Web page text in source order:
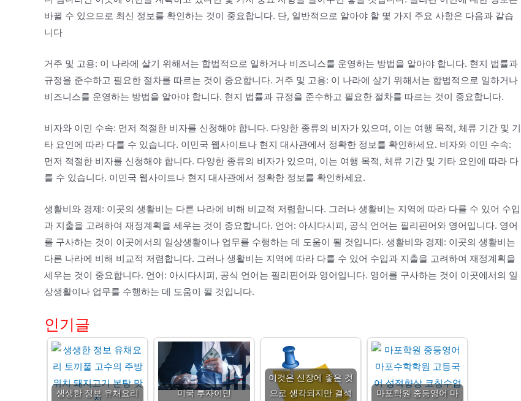
바뀔 수 있으므로 최신 정보를 확인하는 것이 중요합니다. 단, 일반적으로 알아야 할 몇 가지 주요 사항은 다음과 같습
니다
거주 및 고용: 이 나라에 살기 위해서는 합법적으로 일하거나 비즈니스를 운영하는 방법을 알아야 합니다. 현지 법률과
규정을 준수하고 필요한 절차를 따르는 것이 중요합니다. 거주 및 고용: 이 나라에 살기 위해서는 합법적으로 일하거나
비즈니스를 운영하는 방법을 알아야 합니다. 현지 법률과 규정을 준수하고 필요한 절차를 따르는 것이 중요합니다.
비자와 이민 수속: 먼저 적절한 비자를 신청해야 합니다. 다양한 종류의 비자가 있으며, 이는 여행 목적, 체류 기간 및 기
타 요인에 따라 다를 수 있습니다. 이민국 웹사이트나 현지 대사관에서 정확한 정보를 확인하세요. 비자와 이민 수속:
먼저 적절한 비자를 신청해야 합니다. 다양한 종류의 비자가 있으며, 이는 여행 목적, 체류 기간 및 기타 요인에 따라 다
를 수 있습니다. 이민국 웹사이트나 현지 대사관에서 정확한 정보를 확인하세요.
생활비와 경제: 이곳의 생활비는 다른 나라에 비해 비교적 저렴합니다. 그러나 생활비는 지역에 따라 다를 수 있어 수입
과 지출을 고려하여 재정계획을 세우는 것이 중요합니다. 언어: 아시다시피, 공식 언어는 필리핀어와 영어입니다. 영어
를 구사하는 것이 이곳에서의 일상생활이나 업무를 수행하는 데 도움이 될 것입니다. 생활비와 경제: 이곳의 생활비는
다른 나라에 비해 비교적 저렴합니다. 그러나 생활비는 지역에 따라 다를 수 있어 수입과 지출을 고려하여 재정계획을
세우는 것이 중요합니다. 언어: 아시다시피, 공식 언어는 필리핀어와 영어입니다. 영어를 구사하는 것이 이곳에서의 일
상생활이나 업무를 수행하는 데 도움이 될 것입니다.
인기글
생생한 정보 유채요리
미국 투자이민
이것은 신장에 좋은 것
으로 생각되지만 결석
마포학원 중등영어 마